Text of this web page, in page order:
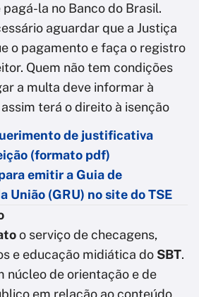
la no Banco do Brasil.
aguardar que a Justiça
o pagamento e faça o registro
Quem não tem condições
a multa deve informar à
terá o direito à isenção
de justificativa
(formato pdf)
emitir a Guia de
União (GRU) no site do TSE
o serviço de checagens,
e educação midiática do SBT.
núcleo de orientação e de
em relação ao conteúdo